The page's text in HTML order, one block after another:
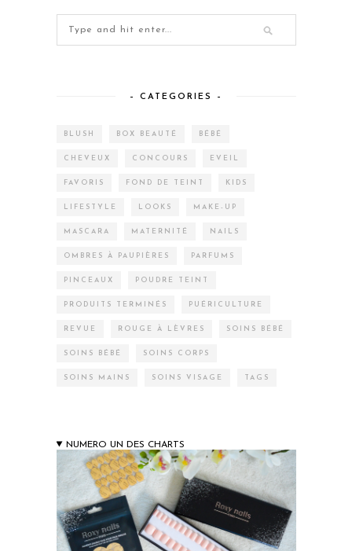
– CATEGORIES –
BLUSH BOX BEAUTÉ BÉBÉ
CHEVEUX CONCOURS EVEIL
FAVORIS FOND DE TEINT KIDS
LIFESTYLE LOOKS MAKE-UP
MASCARA MATERNITÉ NAILS
OMBRES À PAUPIÈRES PARFUMS
PINCEAUX POUDRE TEINT
PRODUITS TERMINÉS PUÉRICULTURE
REVUE ROUGE À LÈVRES SOINS BÉBÉ
SOINS BÉBÉ SOINS CORPS
SOINS MAINS SOINS VISAGE TAGS
NUMERO UN DES CHARTS